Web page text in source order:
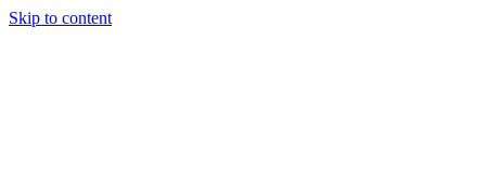
Skip to content